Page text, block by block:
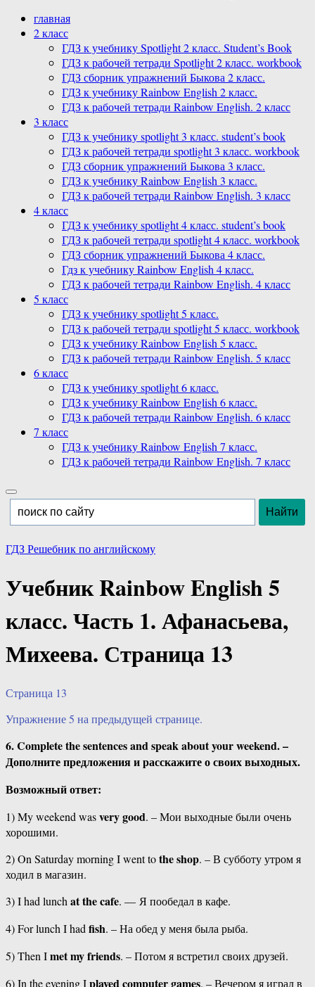
главная
2 класс
ГДЗ к учебнику Spotlight 2 класс. Student’s Book
ГДЗ к рабочей тетради Spotlight 2 класс. workbook
ГДЗ сборник упражнений Быкова 2 класс.
ГДЗ к учебнику Rainbow English 2 класс.
ГДЗ к рабочей тетради Rainbow English. 2 класс
3 класс
ГДЗ к учебнику spotlight 3 класс. student’s book
ГДЗ к рабочей тетради spotlight 3 класс. workbook
ГДЗ сборник упражнений Быкова 3 класс.
ГДЗ к учебнику Rainbow English 3 класс.
ГДЗ к рабочей тетради Rainbow English. 3 класс
4 класс
ГДЗ к учебнику spotlight 4 класс. student’s book
ГДЗ к рабочей тетради spotlight 4 класс. workbook
ГДЗ сборник упражнений Быкова 4 класс.
Гдз к учебнику Rainbow English 4 класс.
ГДЗ к рабочей тетради Rainbow English. 4 класс
5 класс
ГДЗ к учебнику spotlight 5 класс.
ГДЗ к рабочей тетради spotlight 5 класс. workbook
ГДЗ к учебнику Rainbow English 5 класс.
ГДЗ к рабочей тетради Rainbow English. 5 класс
6 класс
ГДЗ к учебнику spotlight 6 класс.
ГДЗ к учебнику Rainbow English 6 класс.
ГДЗ к рабочей тетради Rainbow English. 6 класс
7 класс
ГДЗ к учебнику Rainbow English 7 класс.
ГДЗ к рабочей тетради Rainbow English. 7 класс
ГДЗ Решебник по английскому
Учебник Rainbow English 5
класс. Часть 1. Афанасьева,
Михеева. Страница 13
Страница 13
Упражнение 5 на предыдущей странице.
6. Complete the sentences and speak about your weekend. –
Дополните предложения и расскажите о своих выходных.
Возможный ответ:
1) My weekend wasvery good. – Мои выходные были очень
хорошими.
2) On Saturday morning I went tothe shop. – В субботу утром я
ходил в магазин.
3) I had lunch at the cafe. — Я пообедал в кафе.
4) For lunch I had fish. – На обед у меня была рыба.
5) Then Imet my friends. – Потом я встретил своих друзей.
6) In the evening Iplayed computer games. – Вечером я играл в